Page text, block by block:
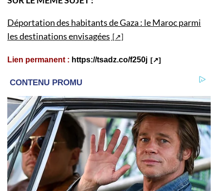
Déportation des habitants de Gaza : le Maroc parmi
les destinations envisagées
Lien permanent : https://tsadz.co/f250j